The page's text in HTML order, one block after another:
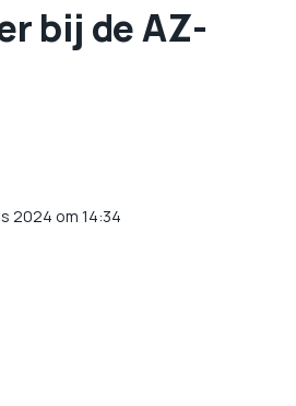
bij de AZ-
2024 om 14:34